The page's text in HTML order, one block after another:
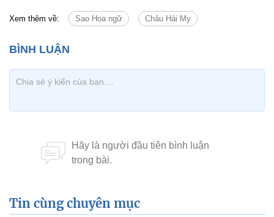
Xem thêm về: Sao Hoa ngữ Châu Hải My
Tin cùng chuyên mục